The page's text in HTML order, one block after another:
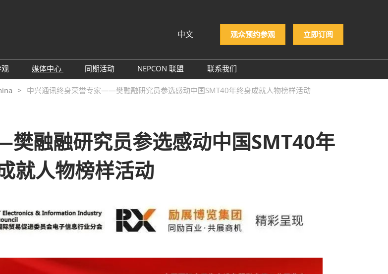
中文
English
Tiếng Việt
ภาษาไทย
korean
Русский
观众预约参观 立即订阅
预登记
商名录
众增值服务
特邀贵宾&商务配对服务
媒体中心
行业新闻
合作媒体
同期活动
同期活动议程
国际交流活动
NEPCON 联盟
NEPCON 企业名录
联系我们
中兴通讯终身荣誉专家——樊融融研究员参选感动中国SMT40年终身成就人物榜样活动
融融研究员参选感动中国SMT40年
就人物榜样活动